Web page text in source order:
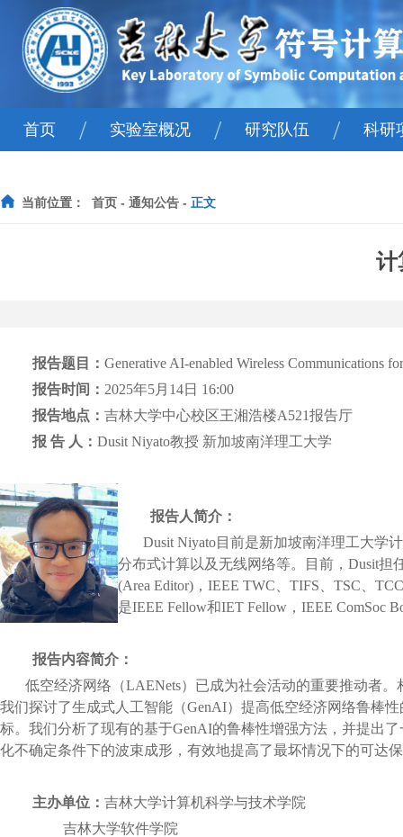
首页 / 实验室概况
主任寄语
/ 研究队伍 / 科研
当前位置： 首页 - 通知公告 - 正文
报告题目： Generative AI-enabled Wireless Communications
报告时间： 2025年5月 14日 16:00
报告地点： 吉林大学中心校区王湘浩楼A521报告厅
报 告 人： Dusit Niyato教授 新加坡南洋理工大学
报告人简介：
Dusit Niyato目前是新加坡南洋理工大学
分布式计算以及无线网络等。目前， Dusit担
(Area Editor) ， IEEE TWC TIFS TSC
是IEEE Fellow和IET Fellow ， IEEE ComSoc
报告内容简介：
低空经济网络（LAENets）已成为社会活动的重要推动者
我们探讨了生成式人工智能（GenAI）提高低空经济网络鲁棒
标。我们分析了现有的基于GenAI的鲁棒性增强方法，并提出
化不确定条件下的波束成形，有效地提高了最坏情况下的可达
主办单位： 吉林大学计算机科学与技术学院
吉林大学软件学院